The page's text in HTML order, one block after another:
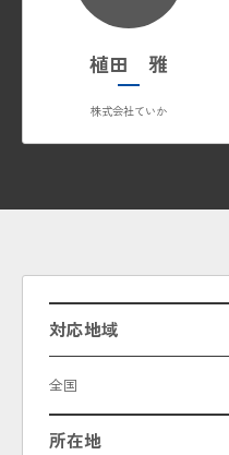
植田 雅
株式会社ていか
対応地域
全国
所在地